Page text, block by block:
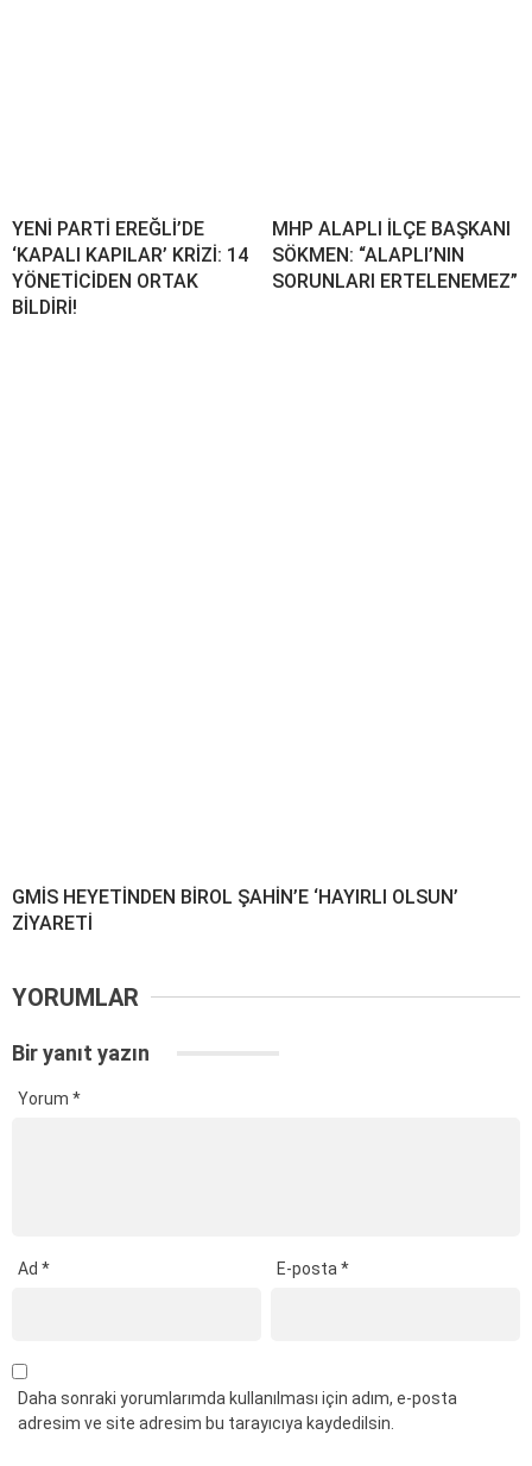
YENİ PARTİ EREĞLİ’DE
‘KAPALI KAPILAR’ KRİZİ: 14
YÖNETİCİDEN ORTAK
BİLDİRİ!
MHP ALAPLI İLÇE BAŞKANI
SÖKMEN: “ALAPLI’NIN
SORUNLARI ERTELENEMEZ”
GMİS HEYETİNDEN BİROL ŞAHİN’E ‘HAYIRLI OLSUN’
ZİYARETİ
YORUMLAR
Bir yanıt yazın
Yorum *
Ad * E-posta*
Daha sonraki yorumlarımda kullanılması için adım, e-posta
adresim ve site adresim bu tarayıcıya kaydedilsin.